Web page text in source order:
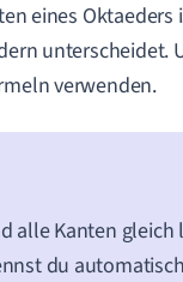
eines
unterscheidet.
verwenden.
alle Kanten gleich
du